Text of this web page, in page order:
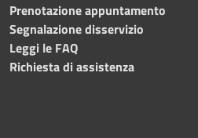
Prenotazione appuntamento
Segnalazione disservizio
Leggi le FAQ
Richiesta di assistenza